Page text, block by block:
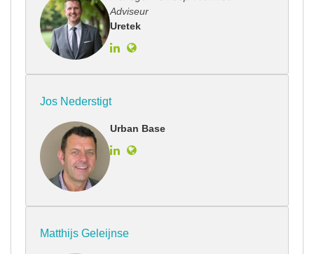
Adviseur
Uretek
Jos Nederstigt
Urban Base
Matthijs Geleijnse